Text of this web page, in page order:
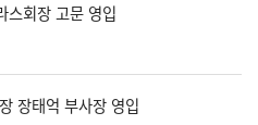
스회장 고문 영입
장태억 부사장 영입